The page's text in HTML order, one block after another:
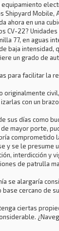
Mobile,
ahora en una
CV-22?
77, en aguas
baja intensidad,
un grado de
para facilitar la
con un
sus días como
mayor porte,
y se le presume
interdicción y
de patrulla
se alargaría
cercano de
ciertas